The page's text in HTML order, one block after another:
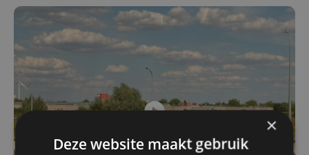
×
Deze website maakt gebruik